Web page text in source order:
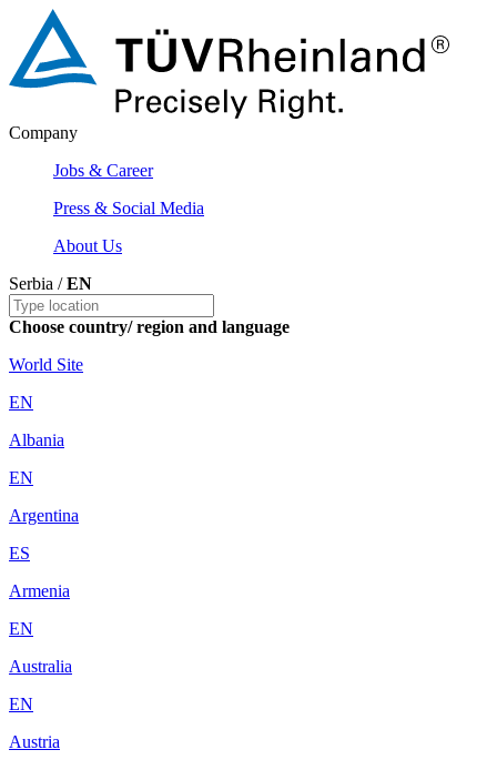
Company
Jobs & Career
Press & Social Media
About Us
Serbia /EN
Choose country/ region and language
World Site
EN
Albania
EN
Argentina
ES
Armenia
EN
Australia
EN
Austria